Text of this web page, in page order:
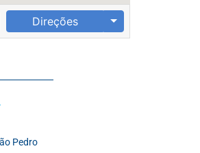
Direções
Pedro